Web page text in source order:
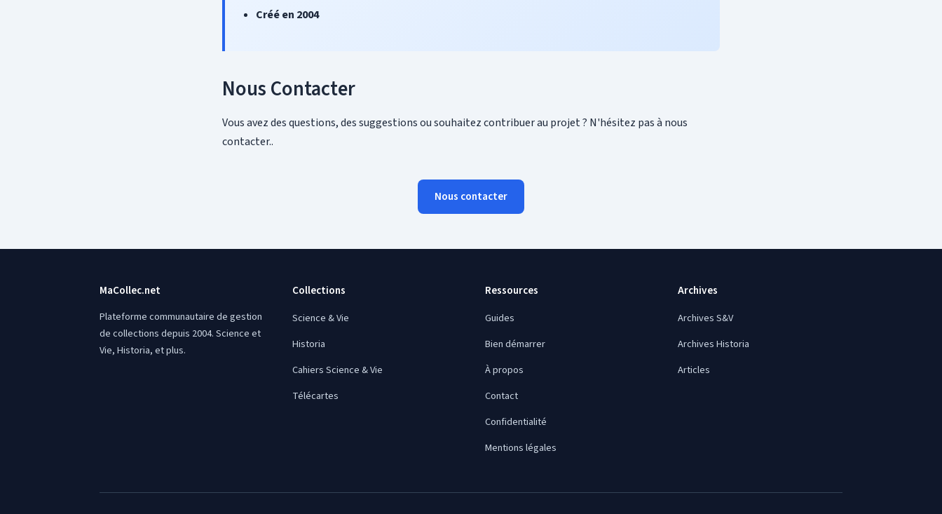
Créé en 2004
Nous Contacter
Vous avez des questions, des suggestions ou souhaitez contribuer au projet ? N'hésitez pas à nous
contacter..
Nous contacter
MaCollec.net
Plateforme communautaire de gestion
de collections depuis 2004. Science et
Vie, Historia, et plus.
Collections
Science & Vie
Historia
Cahiers Science & Vie
Télécartes
Ressources
Guides
Bien démarrer
À propos
Contact
Confidentialité
Mentions légales
Archives
Archives S&V
Archives Historia
Articles